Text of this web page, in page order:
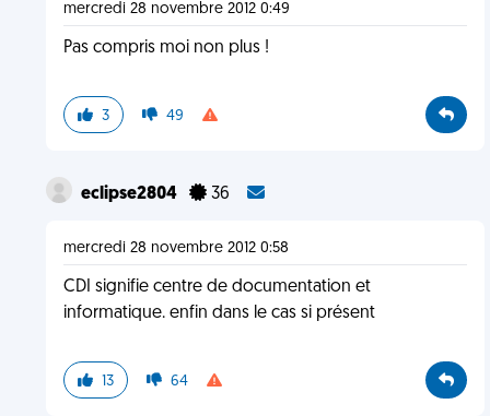
mercredi 28 novembre 2012 0:49
Pas compris moi non plus !
3 49
eclipse2804 36
mercredi 28 novembre 2012 0:58
CDI signifie centre de documentation et
informatique. enfin dans le cas si présent
13 64